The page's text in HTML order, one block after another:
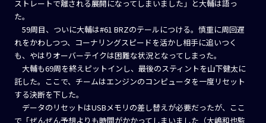
ストレートで離される展開になってしまいました」と大輔は語っ
た。
59周目、ついに大輔は#61 BRZのテールにつける。慎重に周回遅
れをかわしつつ、コーナリングスピードを活かし相手に追いつく
も、やはりオーバーテイクは困難な状況となってしまった。
大輔も69周を終えピットインし、最後のスティントを山下健太に
託した。ここで、チームはエンジンのコンピュータを一度リセット
する決断を下した。
データのリセットはUSBメモリの差し替えが必要だったが、ここ
で「ぜんぜん予想よりも時間がかかってしまいました（大嶋和也監